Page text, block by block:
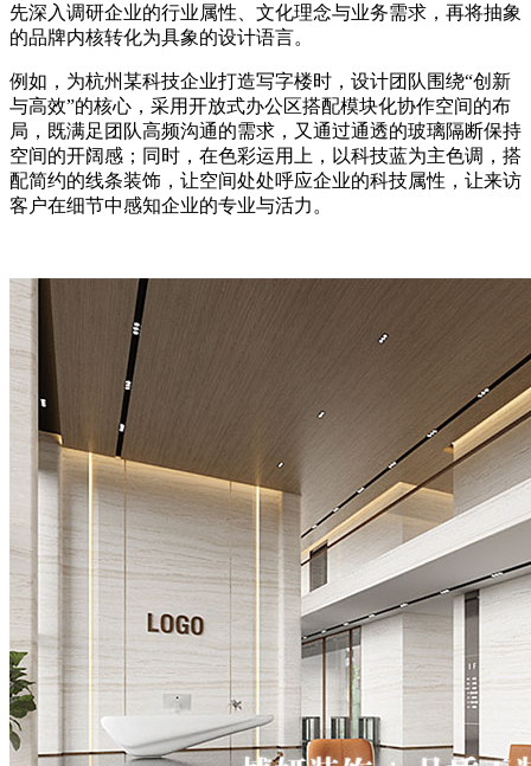
先深入调研企业的行业属性、文化理念与业务需求，再将抽象
的品牌内核转化为具象的设计语言。
例如，为杭州某科技企业打造写字楼时，设计团队围绕“创新
与高效”的核心，采用开放式办公区搭配模块化协作空间的布
局，既满足团队高频沟通的需求，又通过通透的玻璃隔断保持
空间的开阔感；同时，在色彩运用上，以科技蓝为主色调，搭
配简约的线条装饰，让空间处处呼应企业的科技属性，让来访
客户在细节中感知企业的专业与活力。